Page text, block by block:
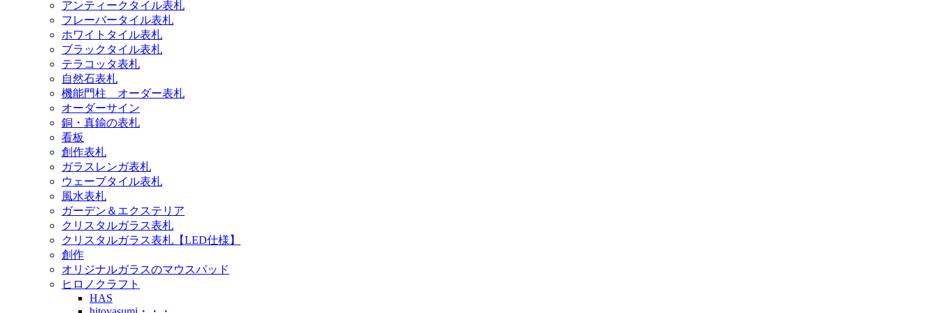
アンティークタイル表札
フレーバータイル表札
ホワイトタイル表札
ブラックタイル表札
テラコッタ表札
自然石表札
機能門柱 オーダー表札
オーダーサイン
銅・真鍮の表札
看板
創作表札
ガラスレンガ表札
ウェーブタイル表札
風水表札
ガーデン＆エクステリア
クリスタルガラス表札
クリスタルガラス表札【LED仕様】
創作
オリジナルガラスのマウスパッド
ヒロノクラフト
HAS